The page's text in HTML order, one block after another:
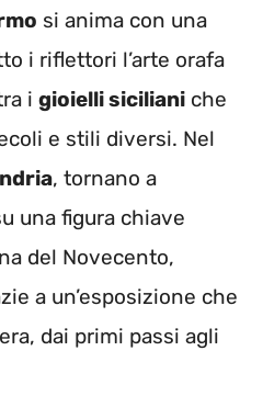
si anima con una
i riflettori l’arte orafa
i gioielli siciliani che
e stili diversi. Nel
, tornano a
una figura chiave
del Novecento,
a un’esposizione che
dai primi passi agli